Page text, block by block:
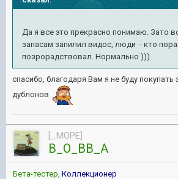
Да я все это прекрасно понимаю. Зато
запасам запилил видос, люди - кто
позрорадствовал. Нормально )))
спасибо, благодаря Вам я не буду покупать
дублонов
[_MOPE]
B_O_BB_A
Бета-тестер, Коллекционер